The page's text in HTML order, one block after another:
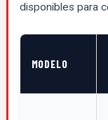
disponibles para
MODELO